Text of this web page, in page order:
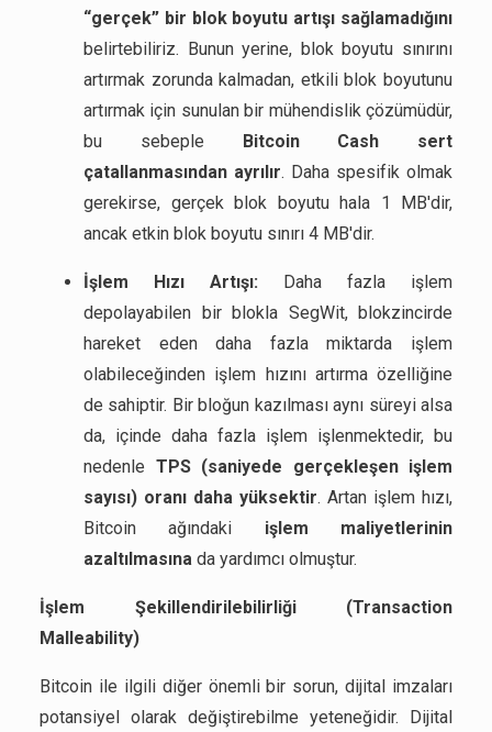
“gerçek” bir blok boyutu artışı sağlamadığını
belirtebiliriz. Bunun yerine, blok boyutu sınırını
artırmak zorunda kalmadan, etkili blok boyutunu
artırmak için sunulan bir mühendislik çözümüdür,
bu sebeple Bitcoin Cash sert
çatallanmasından ayrılır. Daha spesifik olmak
gerekirse, gerçek blok boyutu hala 1 MB'dir,
ancak etkin blok boyutu sınırı 4 MB'dir.
İşlem Hızı Artışı: Daha fazla işlem
depolayabilen bir blokla SegWit, blokzincirde
hareket eden daha fazla miktarda işlem
olabileceğinden işlem hızını artırma özelliğine
de sahiptir. Bir bloğun kazılması aynı süreyi alsa
da, içinde daha fazla işlem işlenmektedir, bu
nedenle TPS (saniyede gerçekleşen işlem
sayısı) oranı daha yüksektir. Artan işlem hızı,
Bitcoin ağındaki işlem maliyetlerinin
azaltılmasına da yardımcı olmuştur.
İşlem Şekillendirilebilirliği (Transaction
Malleability)
Bitcoin ile ilgili diğer önemli bir sorun, dijital imzaları
potansiyel olarak değiştirebilme yeteneğidir. Dijital